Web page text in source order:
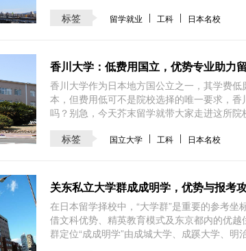
标签
留学就业 工科 日本名校
香川大学：低费用国立，优势专业助力
香川大学作为日本地方国公立之一，其学费
本，但费用低可不是院校选择的唯一要求，
吗？别急，今天芥末留学就带大家走进这所
标签
国立大学 工科 日本名校
关东私立大学群成成明学，优势与报考
在日本留学择校中，“大学群”是重要的参考坐
借文科优势、精英教育模式及东京都内的优
群定位“成成明学”由成城大学、成蹊大学、